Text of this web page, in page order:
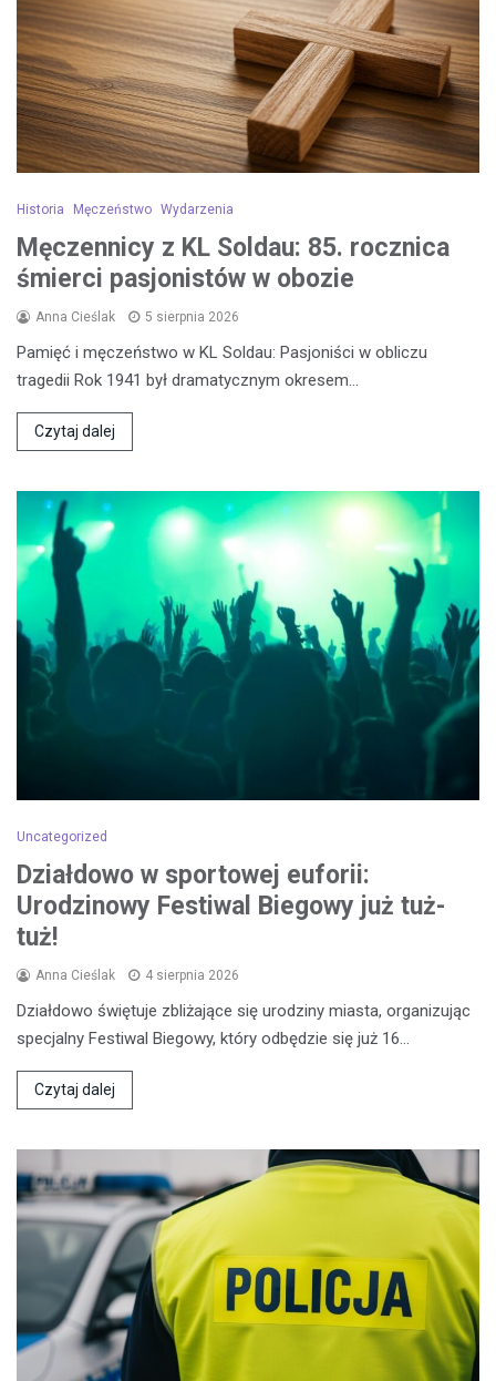
Historia Męczeństwo Wydarzenia
Męczennicy z KL Soldau: 85. rocznica
śmierci pasjonistów w obozie
Anna Cieślak 5 sierpnia 2026
Pamięć i męczeństwo w KL Soldau: Pasjoniści w obliczu
tragedii Rok 1941 był dramatycznym okresem…
Czytaj dalej
Uncategorized
Działdowo w sportowej euforii:
Urodzinowy Festiwal Biegowy już tuż-
tuż!
Anna Cieślak 4 sierpnia 2026
Działdowo świętuje zbliżające się urodziny miasta, organizując
specjalny Festiwal Biegowy, który odbędzie się już 16…
Czytaj dalej